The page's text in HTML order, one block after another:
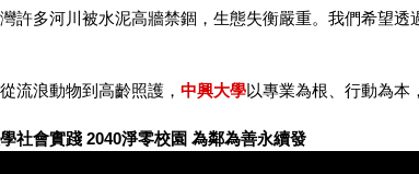
許多河川被水泥高牆禁錮，生態失衡嚴重。我們希望
流浪動物到高齡照護， 中興大學以專業為根、行動為本
社會實踐 2040淨零校園 為鄰為善永續發